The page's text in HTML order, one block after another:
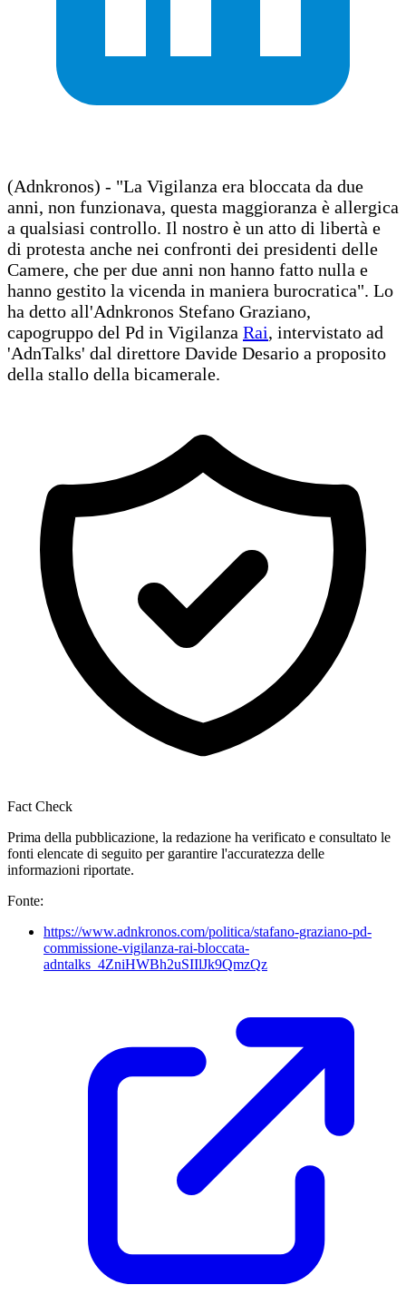
(Adnkronos) - "La Vigilanza era bloccata da due
anni, non funzionava, questa maggioranza è allergica
a qualsiasi controllo. Il nostro è un atto di libertà e
di protesta anche nei confronti dei presidenti delle
Camere, che per due anni non hanno fatto nulla e
hanno gestito la vicenda in maniera burocratica". Lo
ha detto all'Adnkronos Stefano Graziano,
capogruppo del Pd in Vigilanza Rai, intervistato ad
'AdnTalks' dal direttore Davide Desario a proposito
della stallo della bicamerale.
Fact Check
Prima della pubblicazione, la redazione ha verificato e consultato le
fonti elencate di seguito per garantire l'accuratezza delle
informazioni riportate.
Fonte:
https://www.adnkronos.com/politica/stafano-graziano-pd-
commissione-vigilanza-rai-bloccata-
adntalks_4ZniHWBh2uSIIlJk9QmzQz